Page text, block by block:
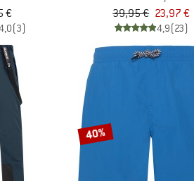
€
(3)
39,95 € 23,97 €
4,9(23)
40%